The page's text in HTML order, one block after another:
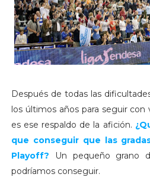
Después de todas las
los últimos años para seguir
es ese respaldo de la afición.
que conseguir que las
Playoff? Un pequeño grano
podríamos conseguir.